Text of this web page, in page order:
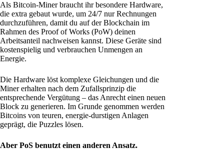
Als Bitcoin-Miner braucht ihr besondere Hardware,
die extra gebaut wurde, um 24/7 nur Rechnungen
durchzuführen, damit du auf der Blockchain im
Rahmen des Proof of Works (PoW) deinen
Arbeitsanteil nachweisen kannst. Diese Geräte sind
kostenspielig und verbrauchen Unmengen an
Energie.
Die Hardware löst komplexe Gleichungen und die
Miner erhalten nach dem Zufallsprinzip die
entsprechende Vergütung – das Anrecht einen neuen
Block zu generieren. Im Grunde genommen werden
Bitcoins von teuren, energie-durstigen Anlagen
geprägt, die Puzzles lösen.
Aber PoS benutzt einen anderen Ansatz.